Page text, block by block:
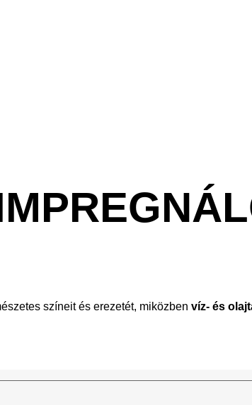
színeit és erezetét, miközben víz- és